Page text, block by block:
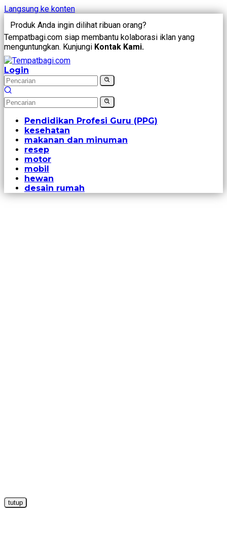
Langsung ke konten
Produk Anda ingin dilihat ribuan orang?
Tempatbagi.com siap membantu kolaborasi iklan yang
menguntungkan. Kunjungi Kontak Kami.
Login
Pendidikan Profesi Guru (PPG)
kesehatan
makanan dan minuman
resep
motor
mobil
hewan
desain rumah
tutup